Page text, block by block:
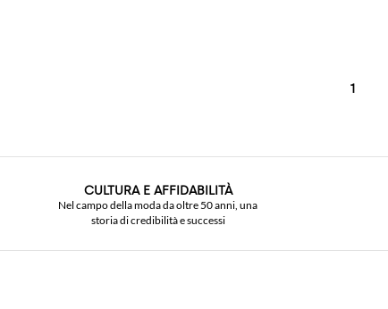
1
CULTURA E AFFIDABILITÀ
Nel campo della moda da oltre 50 anni, una
storia di credibilità e successi